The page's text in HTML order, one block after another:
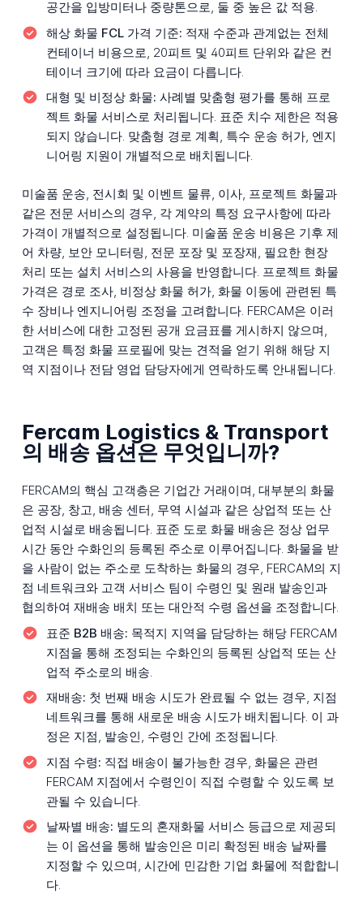
공간을 입방미터나 중량톤으로, 둘 중 높은 값 적용.
해상 화물 FCL 가격 기준: 적재 수준과 관계없는 전체
컨테이너 비용으로, 20피트 및 40피트 단위와 같은 컨
테이너 크기에 따라 요금이 다릅니다.
대형 및 비정상 화물: 사례별 맞춤형 평가를 통해 프로
젝트 화물 서비스로 처리됩니다. 표준 치수 제한은 적용
되지 않습니다. 맞춤형 경로 계획, 특수 운송 허가, 엔지
니어링 지원이 개별적으로 배치됩니다.
미술품 운송, 전시회 및 이벤트 물류, 이사, 프로젝트 화물과
같은 전문 서비스의 경우, 각 계약의 특정 요구사항에 따라
가격이 개별적으로 설정됩니다. 미술품 운송 비용은 기후 제
어 차량, 보안 모니터링, 전문 포장 및 포장재, 필요한 현장
처리 또는 설치 서비스의 사용을 반영합니다. 프로젝트 화물
가격은 경로 조사, 비정상 화물 허가, 화물 이동에 관련된 특
수 장비나 엔지니어링 조정을 고려합니다. FERCAM은 이러
한 서비스에 대한 고정된 공개 요금표를 게시하지 않으며,
고객은 특정 화물 프로필에 맞는 견적을 얻기 위해 해당 지
역 지점이나 전담 영업 담당자에게 연락하도록 안내됩니다.
Fercam Logistics & Transport
의 배송 옵션은 무엇입니까?
FERCAM의 핵심 고객층은 기업간 거래이며, 대부분의 화물
은 공장, 창고, 배송 센터, 무역 시설과 같은 상업적 또는 산
업적 시설로 배송됩니다. 표준 도로 화물 배송은 정상 업무
시간 동안 수화인의 등록된 주소로 이루어집니다. 화물을 받
을 사람이 없는 주소로 도착하는 화물의 경우, FERCAM의 지
점 네트워크와 고객 서비스 팀이 수령인 및 원래 발송인과
협의하여 재배송 배치 또는 대안적 수령 옵션을 조정합니다.
표준 B2B 배송: 목적지 지역을 담당하는 해당 FERCAM
지점을 통해 조정되는 수화인의 등록된 상업적 또는 산
업적 주소로의 배송.
재배송: 첫 번째 배송 시도가 완료될 수 없는 경우, 지점
네트워크를 통해 새로운 배송 시도가 배치됩니다. 이 과
정은 지점, 발송인, 수령인 간에 조정됩니다.
지점 수령: 직접 배송이 불가능한 경우, 화물은 관련
FERCAM 지점에서 수령인이 직접 수령할 수 있도록 보
관될 수 있습니다.
날짜별 배송: 별도의 혼재화물 서비스 등급으로 제공되
는 이 옵션을 통해 발송인은 미리 확정된 배송 날짜를
지정할 수 있으며, 시간에 민감한 기업 화물에 적합합니
다.